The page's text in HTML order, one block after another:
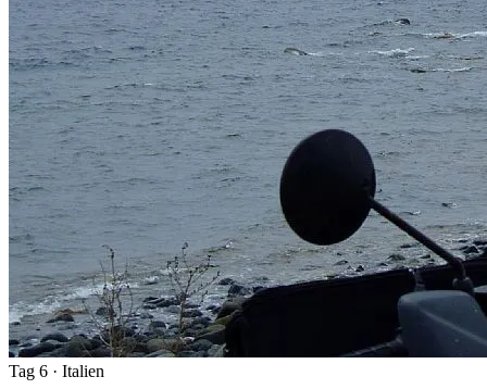
Tag 6 · Italien